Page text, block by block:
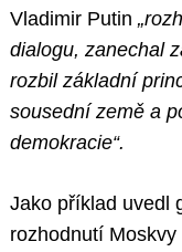
Vladimir Putin
dialogu, zanechal
rozbil základní
sousední země a
demokracie“.
Jako příklad uvedl
rozhodnutí